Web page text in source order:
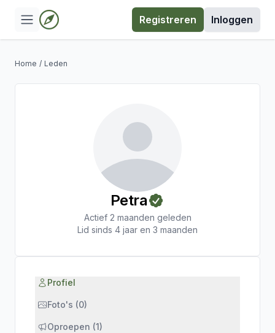
Registreren Inloggen
Home / Leden
Petra
Actief 2 maanden geleden
Lid sinds 4 jaar en 3 maanden
Profiel
Foto's (0)
Oproepen (1)